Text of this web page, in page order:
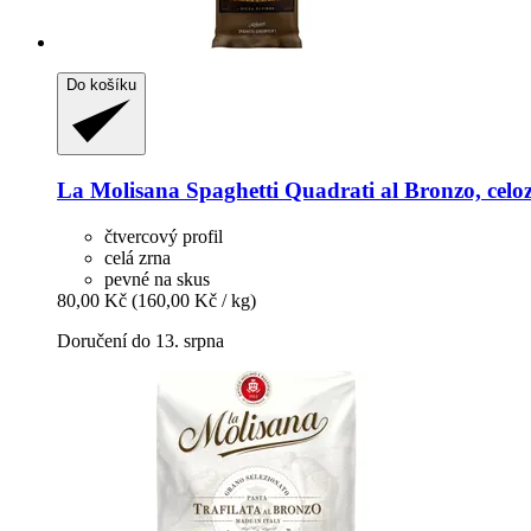
Do košíku
La Molisana Spaghetti Quadrati al Bronzo,
čtvercový profil
celá zrna
pevné na skus
80,00 Kč (160,00 Kč / kg)
Doručení do 13. srpna